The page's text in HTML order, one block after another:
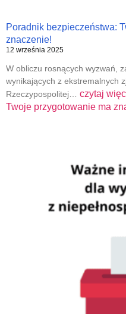
Poradnik bezpieczeństwa:
znaczenie!
12 września 2025
W obliczu rosnących wyzwań,
wynikających z ekstremalnych
Rzeczypospolitej… czytaj
Twoje przygotowanie ma